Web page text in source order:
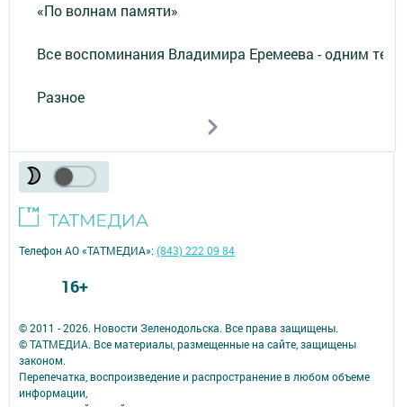
«По волнам памяти»
Все воспоминания Владимира Еремеева - одним
Разное
© 2011 - 2026. Новости Зеленодольска. Все права защищены.
© ТАТМЕДИА. Все материалы, размещенные на сайте, защищены
законом.
Перепечатка, воспроизведение и распространение в любом объеме
информации,
Телефон АО «ТАТМЕДИА»:(843) 222 09 84
16+